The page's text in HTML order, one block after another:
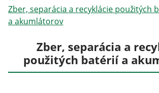
Zber, separácia a recyklácie použitých
a akumlátorov
Zber, separácia a
použitých batérií a